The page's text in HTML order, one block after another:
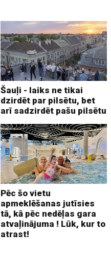
Šauļi - laiks ne tikai
dzirdēt par pilsētu, bet
arī sadzirdēt pašu pilsētu
Pēc šo vietu
apmeklēšanas jutīsies
tā, kā pēc nedēļas gara
atvaļinājuma ! Lūk, kur to
atrast!